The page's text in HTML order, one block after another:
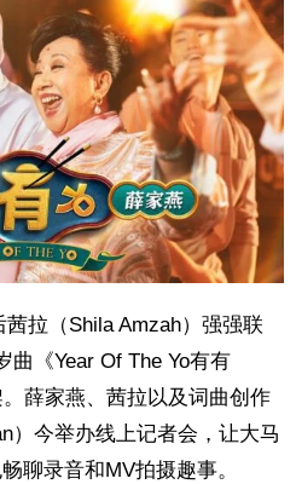
茜拉（Shila Amzah）强强联
曲《Year Of The Yo有有
薛家燕、茜拉以及词曲创作
）今举办线上记者会，让大马
聊录音和MV拍摄趣事。